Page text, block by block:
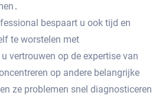
bespaart u ook tijd en
te worstelen met
vertrouwen op de expertise van
op andere belangrijke
ze problemen snel diagnosticeren